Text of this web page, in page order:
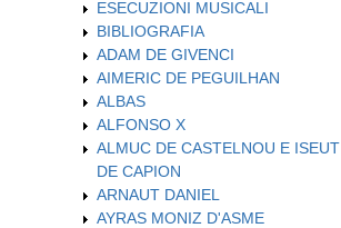
ESECUZIONI MUSICALI
BIBLIOGRAFIA
ADAM DE GIVENCI
AIMERIC DE PEGUILHAN
ALBAS
ALFONSO X
ALMUC DE CASTELNOU E ISEUT
DE CAPION
ARNAUT DANIEL
AYRAS MONIZ D'ASME